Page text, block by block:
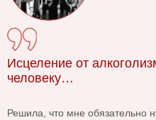
Исцеление от
человеку…
Решила, что мне обязательно